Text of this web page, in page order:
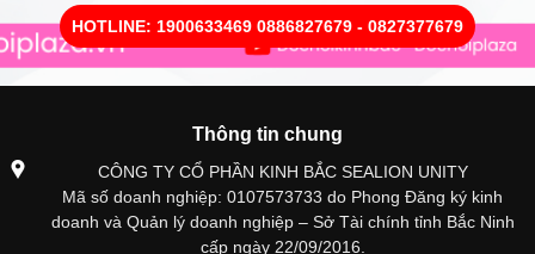
HOTLINE: 1900633469 0886827679 - 0827377679
Thông tin chung
CÔNG TY CỔ PHẦN KINH BẮC SEALION UNITY
Mã số doanh nghiệp: 0107573733 do Phong Đăng ký kinh
doanh và Quản lý doanh nghiệp – Sở Tài chính tỉnh Bắc Ninh
cấp ngày 22/09/2016.